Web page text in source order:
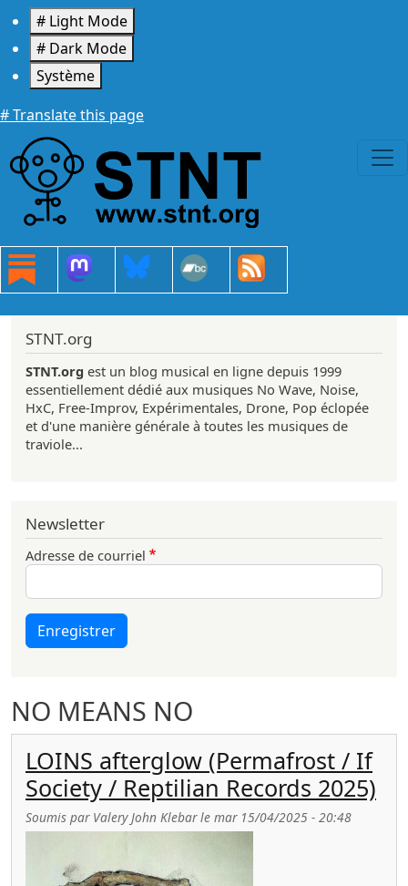
Aller au contenu principal
# Light Mode
# Dark Mode
Système
# Translate this page
NO MEANS NO
LOINS afterglow (Permafrost / If
Society / Reptilian Records 2025)
Soumis par Valery John Klebarle mar 15/04/2025 - 20:48
STNT.org
STNT.org est un blog musical en ligne depuis 1999
essentiellement dédié aux musiques No Wave, Noise,
HxC, Free-Improv, Expérimentales, Drone, Pop éclopée
et d'une manière générale à toutes les musiques de
traviole...
Newsletter
Adresse de courriel
Enregistrer